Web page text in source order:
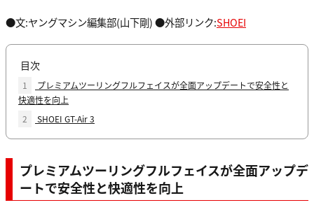
●文:ヤングマシン編集部(山下剛) ●外部リンク:SHOEI
目次
1
プレミアムツーリングフルフェイスが全面アップデートで安全性と
快適性を向上
2
SHOEI GT-Air 3
プレミアムツーリングフルフェイスが全面アップデ
ートで安全性と快適性を向上